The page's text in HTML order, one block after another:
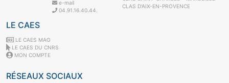
e-mail
04.91.16.40.44.
CLAS D'AIX-EN-PROVENCE
LE CAES
LE CAES MAG
LE CAES DU CNRS
MON COMPTE
RÉSEAUX SOCIAUX